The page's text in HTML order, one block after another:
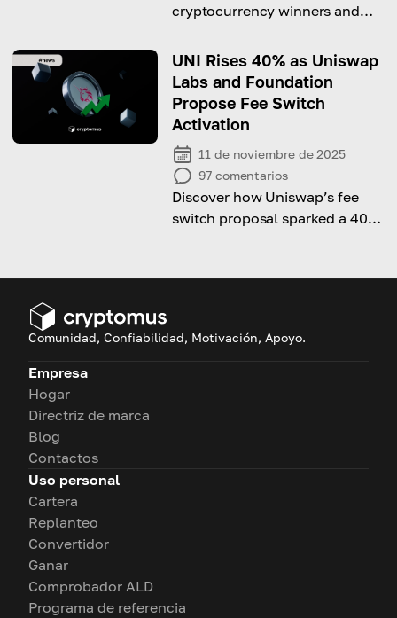
cryptocurrency winners and
fluctuations and other factors
UNI Rises 40% as Uniswap
Labs and Foundation
Propose Fee Switch
Activation
11 de noviembre de 2025
97 comentarios
Discover how Uniswap’s fee
switch proposal sparked a 40%
Comunidad, Confiabilidad, Motivación, Apoyo.
Empresa
Hogar
Directriz de marca
Blog
Contactos
Uso personal
Cartera
Replanteo
Convertidor
Ganar
Comprobador ALD
Programa de referencia